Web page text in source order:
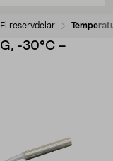
El reservdelar
-30°C –